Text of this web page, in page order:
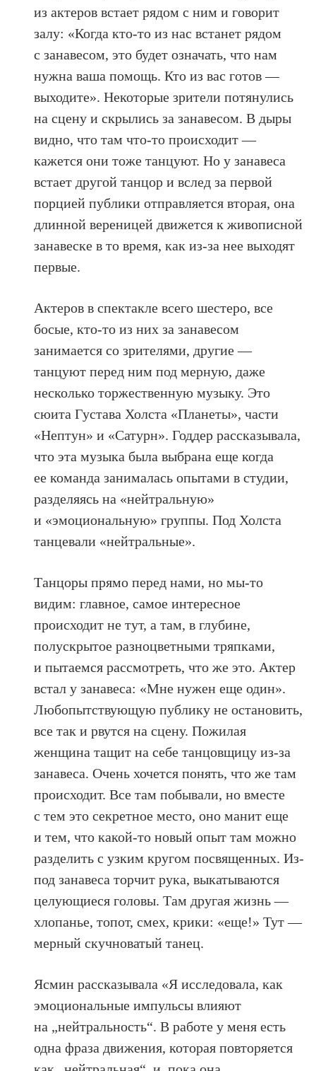
из актеров встает рядом с ним и говорит
залу: «Когда кто-то из нас встанет рядом
с занавесом, это будет означать, что нам
нужна ваша помощь. Кто из вас готов —
выходите». Некоторые зрители потянулись
на сцену и скрылись за занавесом. В дыры
видно, что там что-то происходит —
кажется они тоже танцуют. Но у занавеса
встает другой танцор и вслед за первой
порцией публики отправляется вторая, она
длинной вереницей движется к живописной
занавеске в то время, как из-за нее выходят
первые.
Актеров в спектакле всего шестеро, все
босые, кто-то из них за занавесом
занимается со зрителями, другие —
танцуют перед ним под мерную, даже
несколько торжественную музыку. Это
cюита Густава Холста «Планеты», части
«Нептун» и «Cатурн». Годдер рассказывала,
что эта музыка была выбрана еще когда
ее команда занималась опытами в студии,
разделяясь на «нейтральную»
и «эмоциональную» группы. Под Холста
танцевали «нейтральные».
Танцоры прямо перед нами, но мы-то
видим: главное, самое интересное
происходит не тут, а там, в глубине,
полускрытое разноцветными тряпками,
и пытаемся рассмотреть, что же это. Актер
встал у занавеса: «Мне нужен еще один».
Любопытствующую публику не остановить,
все так и рвутся на сцену. Пожилая
женщина тащит на себе танцовщицу из-за
занавеса. Очень хочется понять, что же там
происходит. Все там побывали, но вместе
с тем это секретное место, оно манит еще
и тем, что какой-то новый опыт там можно
разделить с узким кругом посвященных. Из-
под занавеса торчит рука, выкатываются
целующиеся головы. Там другая жизнь —
хлопанье, топот, смех, крики: «еще!» Тут —
мерный скучноватый танец.
Ясмин рассказывала «Я исследовала, как
эмоциональные импульсы влияют
на „нейтральность“. В работе у меня есть
одна фраза движения, которая повторяется